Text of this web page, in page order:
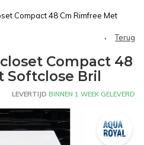
Compact 48 Cm Rimfree Met
Terug
Compact 48
Softclose Bril
LEVERTIJD BINNEN 1 WEEK GELEVERD